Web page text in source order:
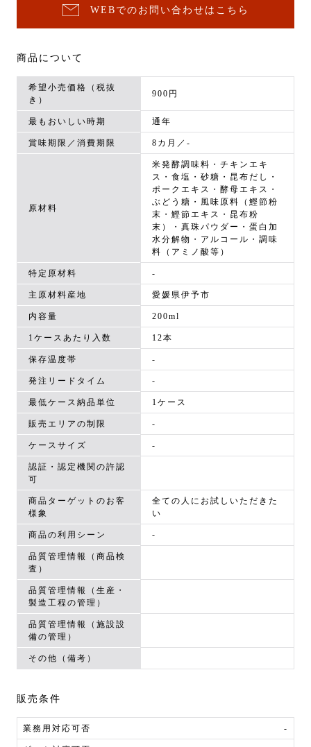
WEBでのお問い合わせはこちら
商品について
希望小売価格（税抜
き）
900円
最もおいしい時期 通年
賞味期限／消費期限 8カ月／-
原材料
米発酵調味料・チキンエキ
ス・食塩・砂糖・昆布だし・
ポークエキス・酵母エキス・
ぶどう糖・風味原料（鰹節粉
末・鰹節エキス・昆布粉
末）・真珠パウダー・蛋白加
水分解物・アルコール・調味
料（アミノ酸等）
特定原材料 -
主原材料産地 愛媛県伊予市
内容量 200ml
1ケースあたり入数 12本
保存温度帯 -
発注リードタイム -
最低ケース納品単位 1ケース
販売エリアの制限 -
ケースサイズ -
認証・認定機関の許認
可
商品ターゲットのお客
様象
全ての人にお試しいただきた
い
商品の利用シーン -
品質管理情報（商品検
査）
品質管理情報（生産・
製造工程の管理）
品質管理情報（施設設
備の管理）
その他（備考）
販売条件
業務用対応可否 -